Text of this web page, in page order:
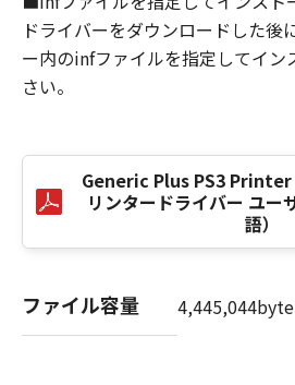
損害の可能性について知らさ
同様です。
(3) キヤノン、キヤノンのライ
ンの子会社、キヤノンの関連
起因または関連してお客様と
じたいかなる紛争についても
ないものとします。
(1) 本契約書は、お客様が、『
記のボタンをクリックした時
ドライバーをダウンロードした後
ー内のinfファイルを指定してイン
さい。
Generic Plus PS3
リンタードライバー ユー
語）
ファイル容量 4,445,044byte